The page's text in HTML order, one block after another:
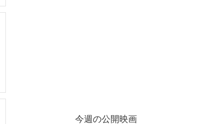
今週の公開映画